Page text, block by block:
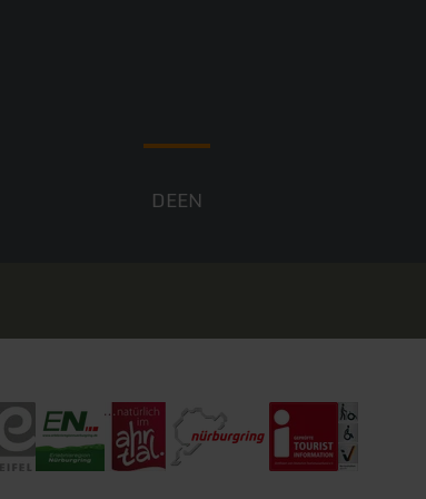
DEEN
Eifel Tourismus
Erlebnisregion Nürburgring
Ahrtal Tourismus e.V.
Nürburgring I-Marke geprüfte
Reisen für